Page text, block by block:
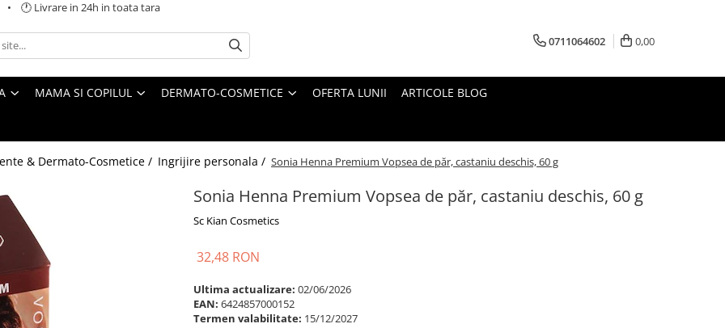
• 🕐 Livrare in 24h in toata tara
0711064602 0,00
MAMA SI COPILUL DERMATO-COSMETICE OFERTA LUNII ARTICOLE BLOG
& Dermato-Cosmetice / Ingrijire personala / Sonia Henna Premium Vopsea de păr, castaniu deschis, 60 g
Sonia Henna Premium Vopsea de păr, castaniu deschis, 60 g
Sc Kian Cosmetics
32,48 RON
Ultima actualizare: 02/06/2026
EAN: 6424857000152
Termen valabilitate: 15/12/2027